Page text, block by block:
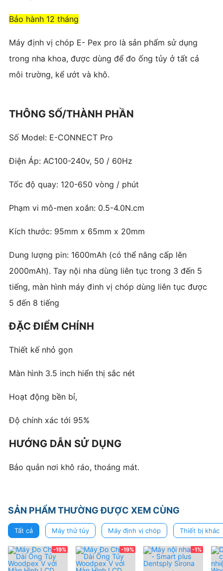
Bảo hành 12 tháng
Máy định vị chóp E- Pex pro là sản phẩm sử dụng
trong nha khoa, được dùng để đo ống tủy ở tất cả
môi trường, kể ướt và khô.
THÔNG SỐ/THÀNH PHẦN
Số Model: E-CONNECT Pro
Điện Áp: AC100-240v, 50 / 60Hz
Tốc độ quay: 120-650 vòng / phút
Phạm vi mô-men xoắn: 0.5-4.0N.cm
Kích thước: 95mm x 65mm x 20mm
Dung lượng pin: 1600mAh (có thể nâng cấp lên
2000mAh). Tay nội nha dùng liên tục trong 3 đến 5
tiếng, màn hình máy đinh vị chóp dùng liên tục được
5 đến 8 tiếng
ĐẶC ĐIỂM CHÍNH
Thiết kế nhỏ gọn
Màn hình 3.5 inch hiển thị sắc nét
Hoạt động bền bỉ,
Độ chính xác tới 95%
HƯỚNG DẪN SỬ DỤNG
Bảo quản nơi khô ráo, thoáng mát.
SẢN PHẨM THƯỜNG ĐƯỢC XEM CÙNG
Tất cả Máy thử tủy Máy định vị chóp Thiết bị khác
-19% -19% -1%